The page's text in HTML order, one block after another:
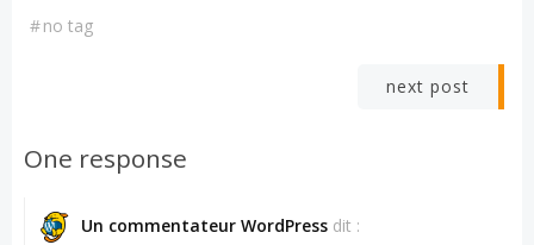
#no tag
next post
One response
Un commentateur WordPress dit :